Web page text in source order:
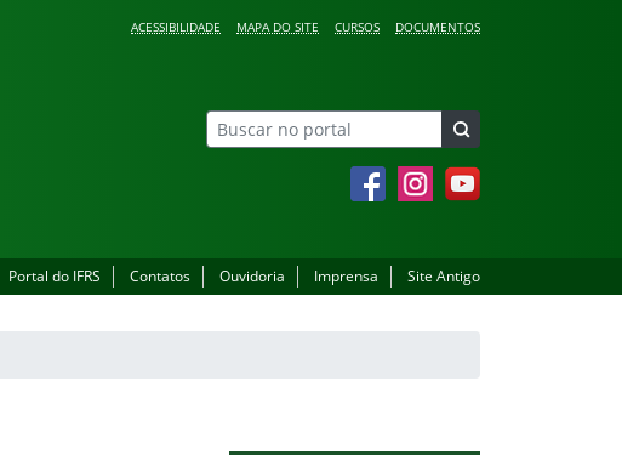
ACESSIBILIDADE MAPA DO SITE CURSOS DOCUMENTOS
FacebookInstagramYouTube
Portal do IFRS Contatos Ouvidoria Imprensa Site Antigo